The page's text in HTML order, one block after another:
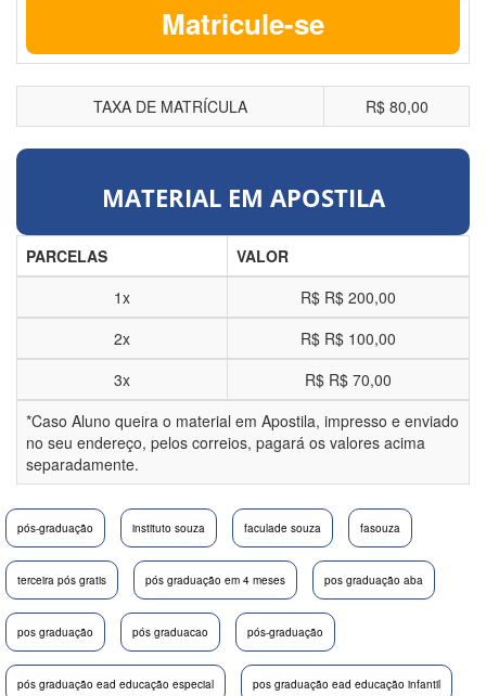
Matricule-se
TAXA DE MATRÍCULA R$ 80,00
MATERIAL EM APOSTILA
PARCELAS
VALOR
1x
R$ R$ 200,00
2x
R$ R$ 100,00
3x
R$ R$ 70,00
*Caso Aluno queira o material em Apostila, impresso e enviado
no seu endereço, pelos correios, pagará os valores acima
separadamente.
pós-graduação instituto souza faculade souza fasouza
terceira pós gratis pós graduação em 4 meses pos graduação aba
pos graduação pós graduacao pós-graduação
pós graduação ead educação especial pos graduação ead educação infantil